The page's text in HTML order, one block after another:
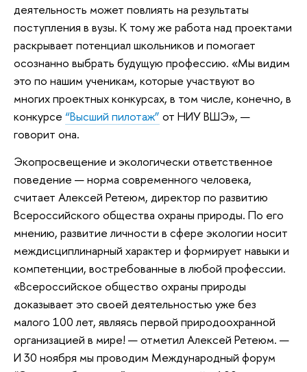
деятельность может повлиять на результаты
поступления в вузы. К тому же работа над проектами
раскрывает потенциал школьников и помогает
осознанно выбрать будущую профессию. «Мы видим
это по нашим ученикам, которые участвуют во
многих проектных конкурсах, в том числе, конечно, в
конкурсе “Высший пилотаж” от НИУ ВШЭ», —
говорит она.
Экопросвещение и экологически ответственное
поведение — норма современного человека,
считает Алексей Ретеюм, директор по развитию
Всероссийского общества охраны природы. По его
мнению, развитие личности в сфере экологии носит
междисциплинарный характер и формирует навыки и
компетенции, востребованные в любой профессии.
«Всероссийское общество охраны природы
доказывает это своей деятельностью уже без
малого 100 лет, являясь первой природоохранной
организацией в мире! — отметил Алексей Ретеюм. —
И 30 ноября мы проводим Международный форум